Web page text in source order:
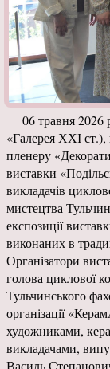
06 травня
«Галерея ХХІ ст.),
пленеру
виставки
викладачів
мистецтва
експозиції
виконаних в
Організатори
голова циклової
Тульчинського
організації
художниками,
викладачами,